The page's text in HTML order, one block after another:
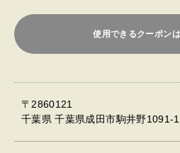
使用できるクーポン
〒2860121
千葉県 千葉県成田市駒井野1091-1